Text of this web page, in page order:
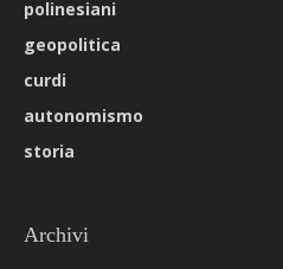
polinesiani
geopolitica
curdi
autonomismo
storia
Archivi